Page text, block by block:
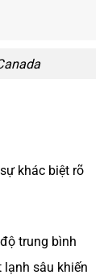
khác biệt rõ
trung bình
lạnh sâu khiến